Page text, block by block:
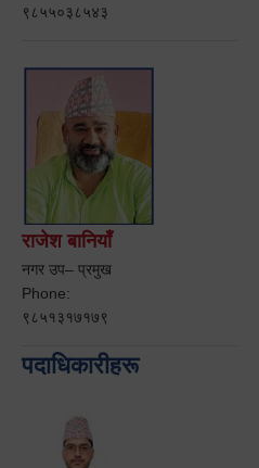
९८५५०३८५४३
राजेश बानियाँ
नगर उप– प्रमुख
Phone:
९८५१३१७१७९
पदाधिकारीहरू